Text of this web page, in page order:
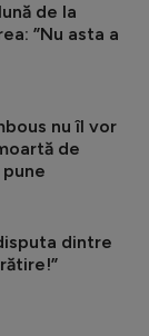
de la
”Nu asta a
nu îl vor
de
pune
dintre